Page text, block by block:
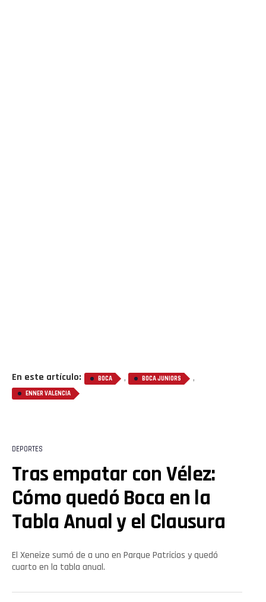
En este artículo: BOCA , BOCA JUNIORS ,
ENNER VALENCIA
DEPORTES
Tras empatar con Vélez:
Cómo quedó Boca en la
Tabla Anual y el Clausura
El Xeneize sumó de a uno en Parque Patricios y quedó
cuarto en la tabla anual.